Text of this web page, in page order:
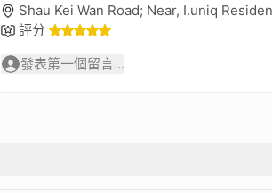
Shau Kei Wan Road; Near, I.uniq
評分
發表第一個留言...